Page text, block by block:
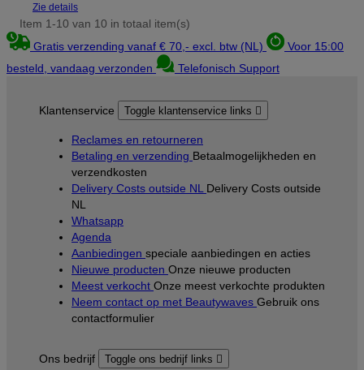
Zie details
Item 1-10 van 10 in totaal item(s)
Gratis verzending vanaf € 70,- excl. btw (NL)
Voor 15:00
besteld, vandaag verzonden
Telefonisch Support
Klantenservice Toggle klantenservice links 
Reclames en retourneren
Betaling en verzending Betaalmogelijkheden en
verzendkosten
Delivery Costs outside NL Delivery Costs outside
NL
Whatsapp
Agenda
Aanbiedingen speciale aanbiedingen en acties
Nieuwe producten Onze nieuwe producten
Meest verkocht Onze meest verkochte produkten
Neem contact op met Beautywaves Gebruik ons
contactformulier
Ons bedrijf Toggle ons bedrijf links 